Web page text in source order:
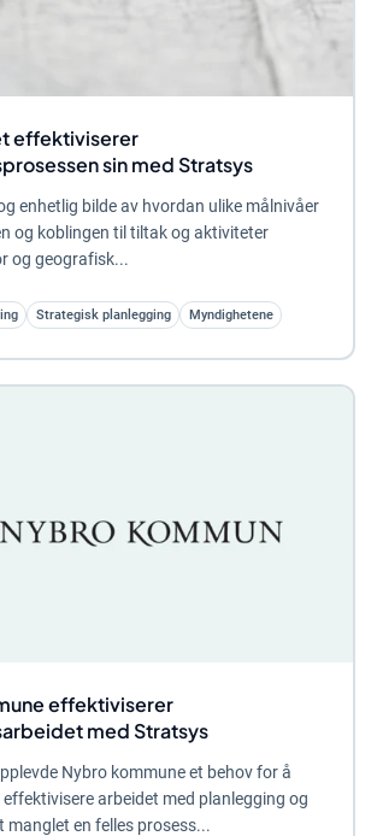
effektiviserer
sin med Stratsys
enhetlig bilde av hvordan ulike målnivåer
og koblingen til tiltak og aktiviteter
og geografisk...
Strategisk planlegging Myndighetene
effektiviserer
med Stratsys
Nybro kommune et behov for å
arbeidet med planlegging og
manglet en felles prosess...